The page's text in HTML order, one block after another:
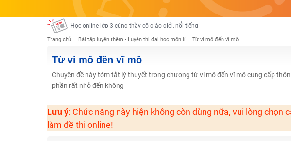
Học online lớp 4 cùng thầy cô giáo giỏi, nổi tiếng
Học online lớp 3 cùng thầy cô giáo giỏi, nổi tiếng
Học online lớp 2 với thầy cô giáo giỏi, nổi tiếng
2K6! Lộ Trình Sun 2024 - Ba bước luyện thi TN THPT - ĐH ít nhất 25 điểm
Hot! Lễ hội đồng giá 449K - 499K toàn bộ khoá học tại Tuyensinh247 (Từ 16-18/07/
Khuyến Mãi Khoá Học 1K Chỉ Từ 11-13/09/2024
Khai giảng các khóa lớp 9 Toán - Lý - Hóa - Văn - Anh năm 2018
Khai giảng khóa Ngữ văn 7 - xây nền vững chắc cho tương lai!
Trang chủ Bài tập luyện thêm - Luyện thi đại học môn lí Từ vi mô đến vĩ mô
Từ vi mô đến vĩ mô
Chuyên đề này tóm tắt lý thuyết trong chương từ vi mô đến vĩ mô cung cấp
phần rất nhỏ đến không
Lưu ý: Chức năng này hiện không còn dùng nữa, vui lòng chọn
làm đề thi online!